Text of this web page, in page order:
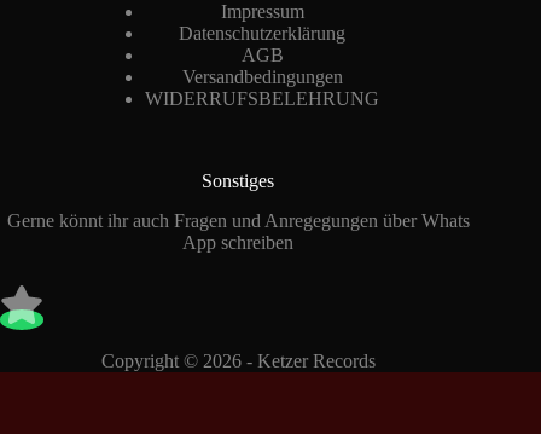
Impressum
Datenschutzerklärung
AGB
Versandbedingungen
WIDERRUFSBELEHRUNG
Sonstiges
Gerne könnt ihr auch Fragen und Anregegungen über Whats
App schreiben
Copyright © 2026 - Ketzer Records